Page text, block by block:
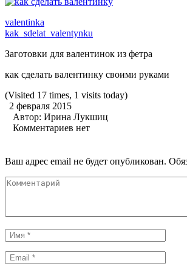
valentinka
kak_sdelat_valentynku
Заготовки для валентинок из фетра
как сделать валентинку своими руками
(Visited 17 times, 1 visits today)
2 февраля 2015
Автор: Ирина Лукшиц
Комментариев нет
Ваш адрес email не будет опубликован.
Комментарий
Имя
*
Email
*